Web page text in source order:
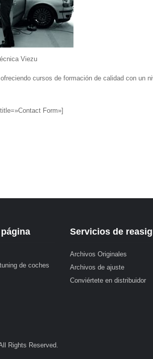
Viezu
cursos de formación de calidad con un
Form»]
de coches
Servicios de
Archivos Originales
Archivos de ajuste
Conviértete en distribuidor
Rights Reserved.